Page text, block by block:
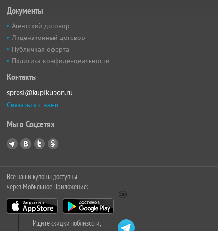
Документы
Агентский договор
Лицензионный договор
Публичная оферта
Политика конфиденциальности
Контакты
sprosi@kupikupon.ru
Связаться с нами
Мы в Соцсетях
Все наши купоны доступны
через Мобильное Приложение:
Ищите скидки поблизости,